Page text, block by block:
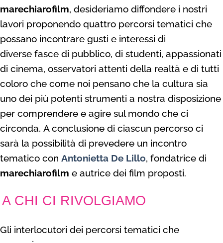
marechiarofilm, desideriamo diffondere i nostri
lavori proponendo quattro percorsi tematici che
possano incontrare gusti e interessi di
diverse fasce di pubblico, di studenti, appassionati
di cinema, osservatori attenti della realtà e di tutti
coloro che come noi pensano che la cultura sia
uno dei più potenti strumenti a nostra disposizione
per comprendere e agire sul mondo che ci
circonda. A conclusione di ciascun percorso ci
sarà la possibilità di prevedere un incontro
tematico con Antonietta De Lillo, fondatrice di
marechiarofilm e autrice dei film proposti.
A CHI CI RIVOLGIAMO
Gli interlocutori dei percorsi tematici che